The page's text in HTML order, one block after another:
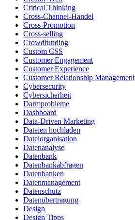
Critical Thinking
Cross-Channel-Handel
Cross-Promotion
Cross-selling
Crowdfunding
Custom CSS
Customer Engagement
Customer Experience
Customer Relationship Management
Cybersecurity
Cybersicherheit
Darmprobleme
Dashboard
Data-Driven Marketing
Dateien hochladen
Dateiorganisation
Datenanalyse
Datenbank
Datenbankabfragen
Datenbanken
Datenmanagement
Datenschutz
Datenübertragung
Design
Design Tipps